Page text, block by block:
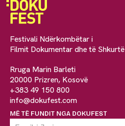
Festivali Ndërkombëtar i
Filmit Dokumentar dhe të Shkurtë
Rruga Marin Barleti
20000 Prizren, Kosovë
+383 49 150 800
info@dokufest.com
MË TË FUNDIT NGA DOKUFEST